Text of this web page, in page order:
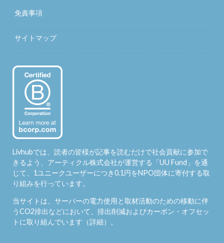
免責事項
サイトマップ
Livhubでは、読者の皆様が記事を読むだけで社会貢献に参加で
きるよう、アーティクル株式会社が運営する「UU Fund 」を通
じて、1ユニークユーザーにつき0.1円をNPO団体に寄付する取
り組みを行っています。
当サイトは、サーバーの電力使用と取材活動のための移動に伴
うCO2排出などにおいて、排出削減およびカーボン・オフセッ
トに取り組んでいます（詳細）。